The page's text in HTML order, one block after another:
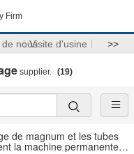
Firm
de nousVisite d'usine >>
supplier. (19)
de magnum et les tubes
la machine permanente